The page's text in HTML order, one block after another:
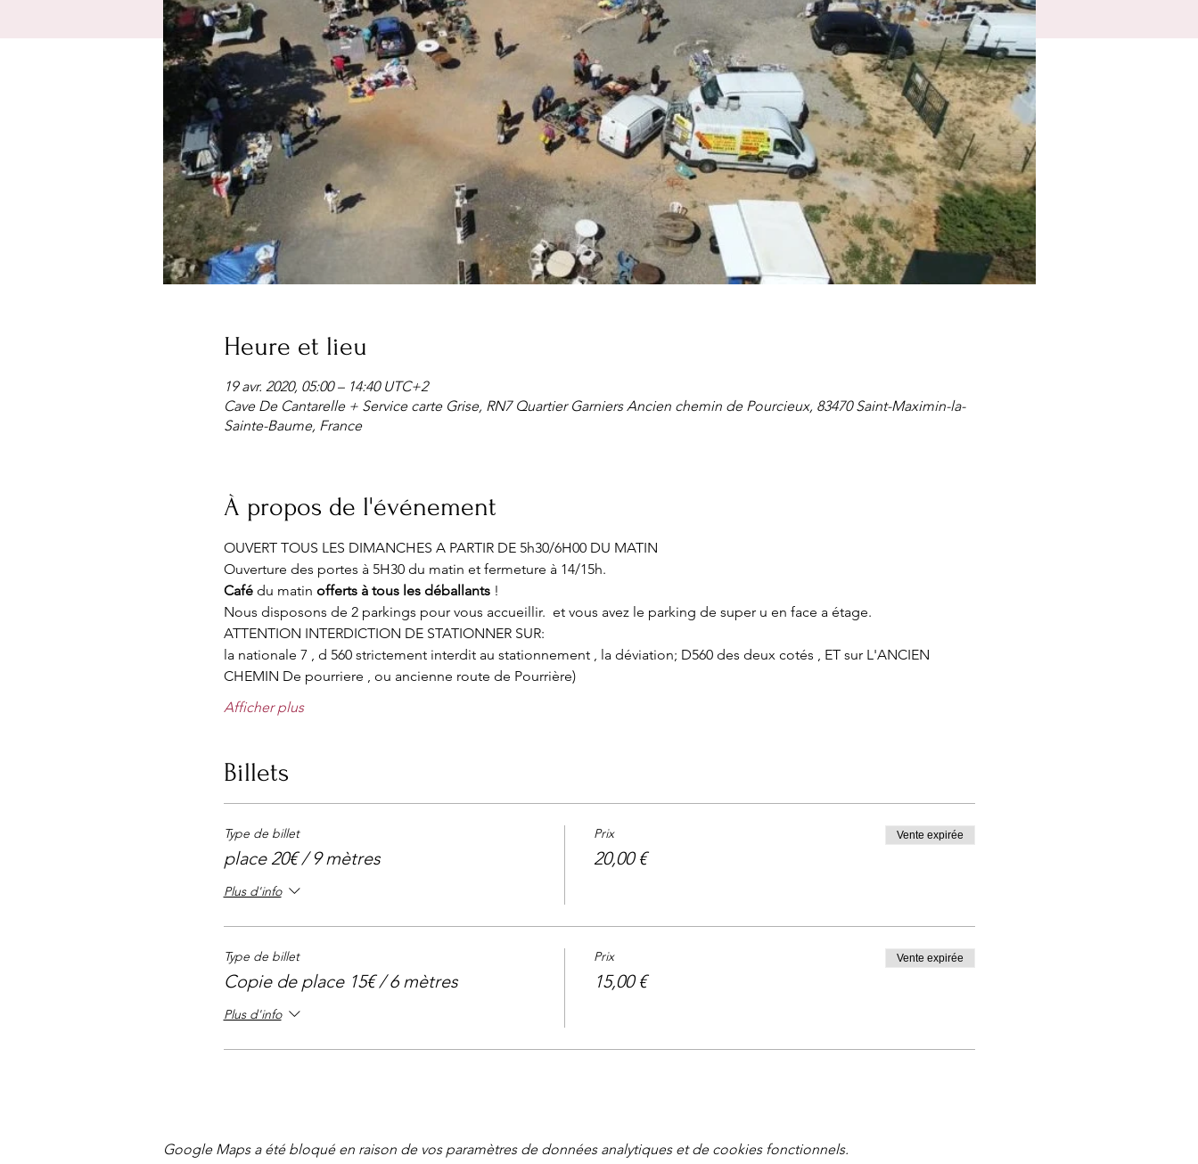
Heure et lieu
19 avr. 2020, 05:00 – 14:40 UTC+2
Cave De Cantarelle + Service carte Grise, RN7 Quartier Garniers Ancien chemin de Pourcieux, 83470 Saint-Maximin-la-
Sainte-Baume, France
À propos de l'événement
OUVERT TOUS LES DIMANCHES A PARTIR DE 5h30/6H00 DU MATIN
Ouverture des portes à 5H30 du matin et fermeture à 14/15h.
Café du matin offerts à tous les déballants !
Nous disposons de 2 parkings pour vous accueillir.  et vous avez le parking de super u en face a étage.
ATTENTION INTERDICTION DE STATIONNER SUR:
la nationale 7 , d 560 strictement interdit au stationnement , la déviation; D560 des deux cotés , ET sur L'ANCIEN
CHEMIN De pourriere , ou ancienne route de Pourrière)
Afficher plus
Billets
Type de billet
place 20€ / 9 mètres
Plus d'info
Prix
20,00 €
Vente expirée
Type de billet
Copie de place 15€ / 6 mètres
Plus d'info
Prix
15,00 €
Vente expirée
Google Maps a été bloqué en raison de vos paramètres de données analytiques et de cookies fonctionnels.